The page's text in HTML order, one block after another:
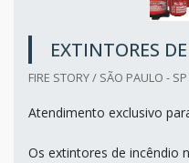
EXTINTORES
FIRE STORY / SÃO PAULO - SP
Atendimento exclusivo
Os extintores de incêndio